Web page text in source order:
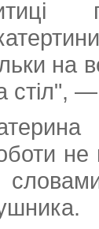
на
стіл",
не